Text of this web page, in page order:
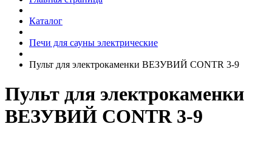
Каталог
Печи для сауны электрические
Пульт для электрокаменки ВЕЗУВИЙ CONTR 3-9
Пульт для электрокаменки
ВЕЗУВИЙ CONTR 3-9